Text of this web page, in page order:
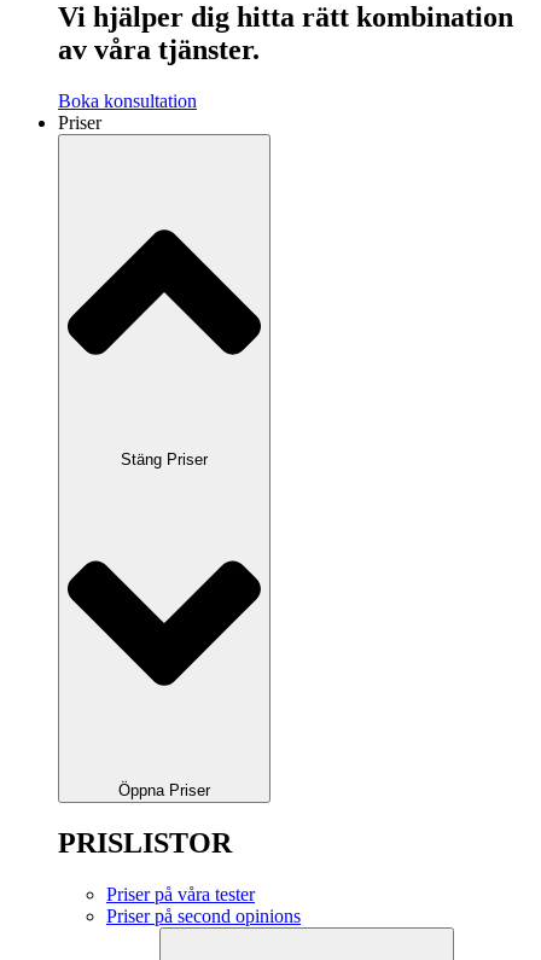
Vi hjälper dig hitta rätt kombination
av våra tjänster.
Boka konsultation
Priser
Stäng Priser
Öppna Priser
PRISLISTOR
Priser på våra tester
Priser på second opinions